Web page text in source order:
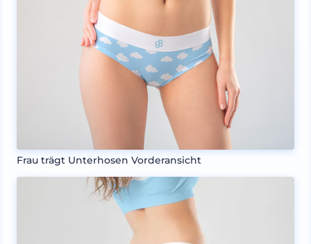
Frau trägt Unterhosen Vorderansicht